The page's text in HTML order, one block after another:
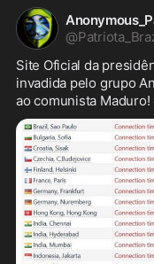
@
Site Oficial da
invadida pelo grupo
ao comunista Maduro!